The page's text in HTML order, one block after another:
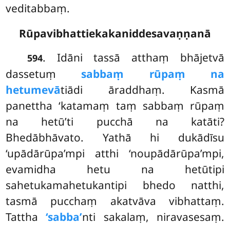
veditabbaṃ.
Rūpavibhattiekakaniddesavaṇṇanā
594. Idānitassā atthaṃ bhājetvā
dassetuṃ sabbaṃ rūpaṃ na
hetumevātiādi āraddhaṃ. Kasmā
panettha ‘katamaṃ taṃ sabbaṃ rūpaṃ
na hetū’ti pucchā na katāti?
Bhedābhāvato. Yathā hi dukādīsu
‘upādārūpa’mpi atthi ‘noupādārūpa’mpi,
evamidha hetu na hetūtipi
sahetukamahetukantipi bhedo natthi,
tasmā pucchaṃ akatvāva vibhattaṃ.
Tattha‘sabba’nti sakalaṃ, niravasesaṃ.